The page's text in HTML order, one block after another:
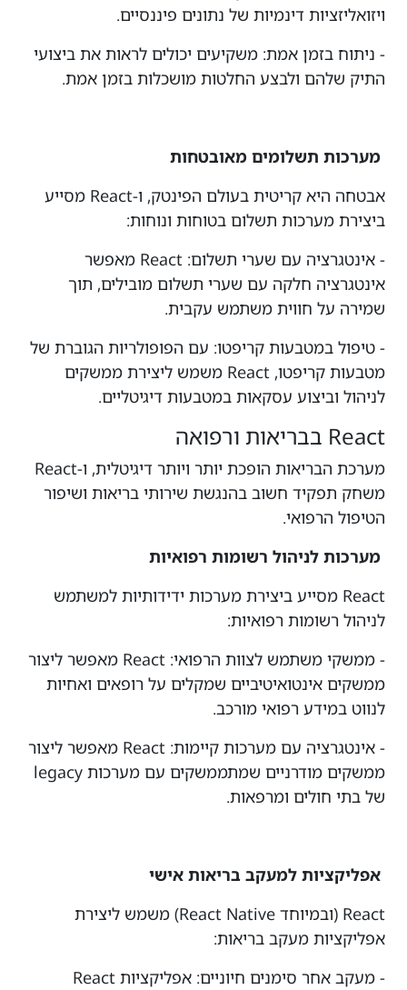
ויזואליזציות דינמיות של נתונים פיננסיים.
- ניתוח בזמן אמת: משקיעים יכולים לראות את ביצועי
התיק שלהם ולבצע החלטות מושכלות בזמן אמת.
מערכות תשלומים מאובטחות
אבטחה היא קריטית בעולם הפינטק, ו-React מסייע
ביצירת מערכות תשלום בטוחות ונוחות:
- אינטגרציה עם שערי תשלום: React מאפשר
אינטגרציה חלקה עם שערי תשלום מובילים, תוך
שמירה על חווית משתמש עקבית.
- טיפול במטבעות קריפטו: עם הפופולריות הגוברת של
מטבעות קריפטו, React משמש ליצירת ממשקים
לניהול וביצוע עסקאות במטבעות דיגיטליים.
React בבריאות ורפואה
מערכת הבריאות הופכת יותר ויותר דיגיטלית, ו-React
משחק תפקיד חשוב בהנגשת שירותי בריאות ושיפור
הטיפול הרפואי.
מערכות לניהול רשומות רפואיות
React מסייע ביצירת מערכות ידידותיות למשתמש
לניהול רשומות רפואיות:
- ממשקי משתמש לצוות הרפואי: React מאפשר ליצור
ממשקים אינטואיטיביים שמקלים על רופאים ואחיות
לנווט במידע רפואי מורכב.
- אינטגרציה עם מערכות קיימות: React מאפשר ליצור
ממשקים מודרניים שמתממשקים עם מערכות legacy
של בתי חולים ומרפאות.
אפליקציות למעקב בריאות אישי
React (ובמיוחד React Native) משמש ליצירת
אפליקציות מעקב בריאות:
- מעקב אחר סימנים חיוניים: אפליקציות React